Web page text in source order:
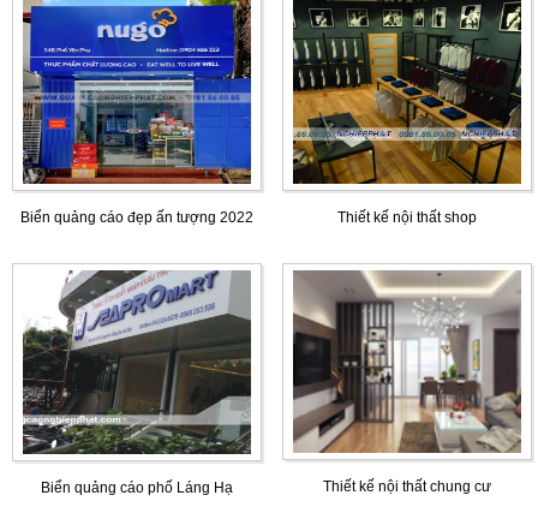
Biển quảng cáo đẹp ấn tượng 2022 Thiết kế nội thất shop
Biển quảng cáo phố Láng Hạ Thiết kế nội thất chung cư